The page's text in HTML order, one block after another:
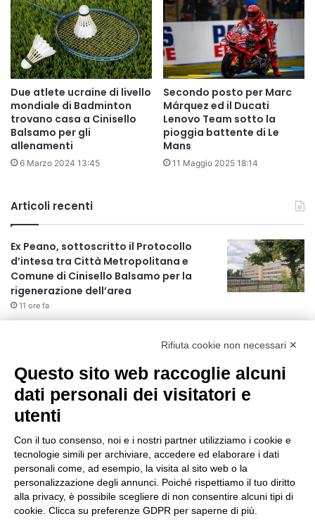
Due atlete ucraine di livello
mondiale di Badminton
trovano casa a Cinisello
Balsamo per gli
allenamenti
6 Marzo 2024 13:45
Secondo posto per Marc
Márquez ed il Ducati
Lenovo Team sotto la
pioggia battente di Le
Mans
11 Maggio 2025 18:14
Articoli recenti
Ex Peano, sottoscritto il Protocollo
d’intesa tra Città Metropolitana e
Comune di Cinisello Balsamo per la
rigenerazione dell’area
11 ore fa
Ex mercato Selinunte, via libera alle
linee di indirizzo per il nuovo spazio
socio-aggregativo dedicato ai giovani
14 ore fa
Assegnati a Sogemi quattro mercati
comunali coperti
15 ore fa
Rifiuta cookie non necessari ✕
Questo sito web raccoglie alcuni
dati personali dei visitatori e
utenti
Con il tuo consenso, noi e i nostri partner utilizziamo i cookie e
tecnologie simili per archiviare, accedere ed elaborare i dati
personali come, ad esempio, la visita al sito web o la
personalizzazione degli annunci. Poiché rispettiamo il tuo diritto
alla privacy, è possibile scegliere di non consentire alcuni tipi di
cookie. Clicca su preferenze GDPR per saperne di più.